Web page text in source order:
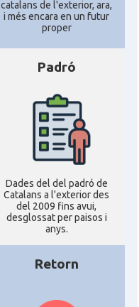
catalans de l'exterior, ara,
i més encara en un futur
proper
Padró
Dades del del padró de
Catalans a l'exterior des
del 2009 fins avui,
desglossat per paisos i
anys.
Retorn